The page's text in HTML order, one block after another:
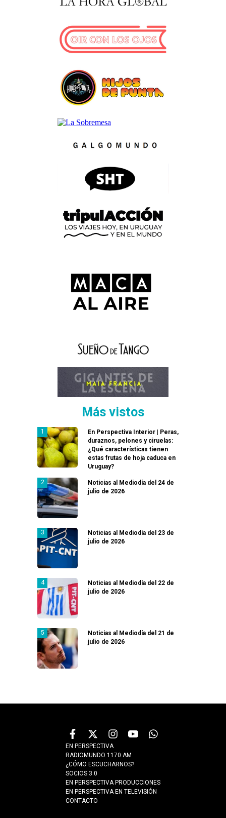
Más vistos
En Perspectiva Interior | Peras,
duraznos, pelones y ciruelas:
¿Qué características tienen
estas frutas de hoja caduca en
Uruguay?
Noticias al Mediodía del 24 de
julio de 2026
Noticias al Mediodía del 23 de
julio de 2026
Noticias al Mediodía del 22 de
julio de 2026
Noticias al Mediodía del 21 de
julio de 2026
EN PERSPECTIVA
RADIOMUNDO 1170 AM
¿CÓMO ESCUCHARNOS?
SOCIOS 3.0
EN PERSPECTIVA PRODUCCIONES
EN PERSPECTIVA EN TELEVISIÓN
CONTACTO